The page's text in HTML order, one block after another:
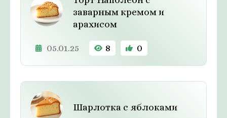
заварным кремом и
арахисом
05.01.25 8 0
Шарлотка с яблоками